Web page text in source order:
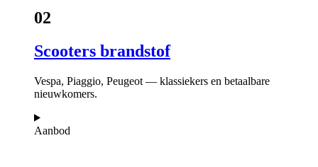
02
Scooters brandstof
Vespa, Piaggio, Peugeot — klassiekers en betaalbare
nieuwkomers.
Aanbod